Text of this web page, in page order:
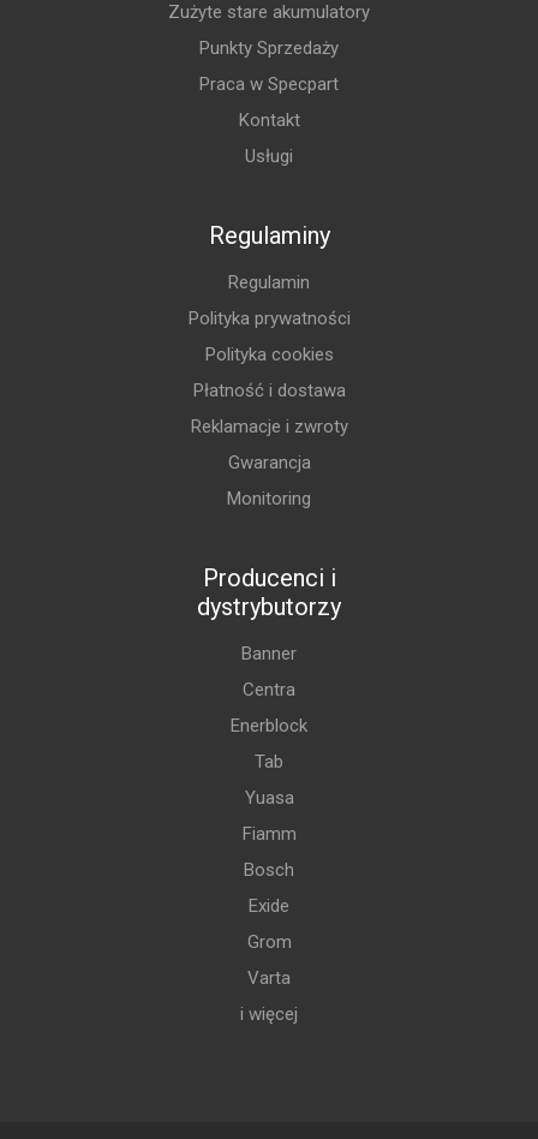
Zużyte stare akumulatory
Punkty Sprzedaży
Praca w Specpart
Kontakt
Usługi
Regulaminy
Regulamin
Polityka prywatności
Polityka cookies
Płatność i dostawa
Reklamacje i zwroty
Gwarancja
Monitoring
Producenci i
dystrybutorzy
Banner
Centra
Enerblock
Tab
Yuasa
Fiamm
Bosch
Exide
Grom
Varta
i więcej